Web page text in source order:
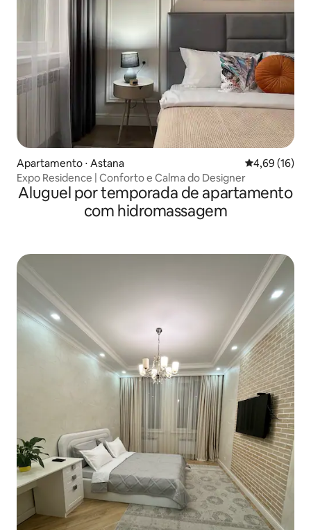
Apartamento ⋅ Astana 4,69 de uma
4,69 (16)
Expo Residence | Conforto e Calma do Designer
Aluguel por temporada de apartamento
com hidromassagem